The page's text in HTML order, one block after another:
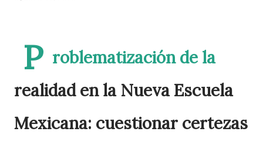
P roblematización de la
realidad en la Nueva Escuela
Mexicana: cuestionar certezas